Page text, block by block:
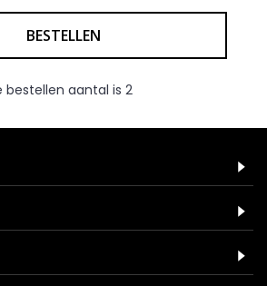
BESTELLEN
aantal is 2